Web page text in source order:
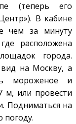
(теперь его
В кабине
чем за минуту
расположена
города.
на Москву, а
мороженое и
м, или провести
Подниматься на
погоду.